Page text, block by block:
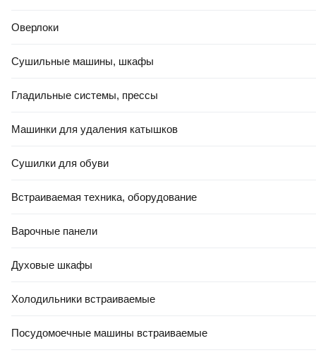
Оверлоки
Сушильные машины, шкафы
Гладильные системы, прессы
Машинки для удаления катышков
Сушилки для обуви
Встраиваемая техника, оборудование
Варочные панели
Духовые шкафы
Холодильники встраиваемые
Посудомоечные машины встраиваемые